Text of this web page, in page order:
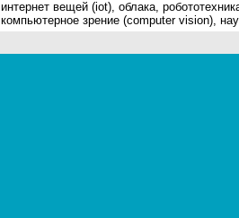
интернет вещей (iot), облака,
компьютерное зрение (computer vision),